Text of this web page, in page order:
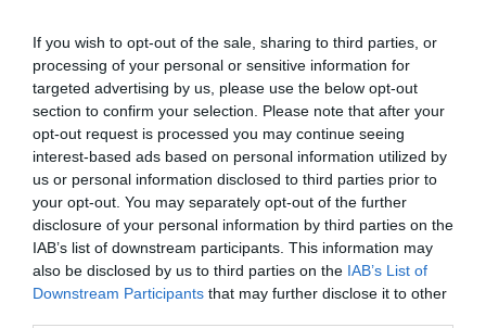
If you wish to opt-out of the sale, sharing to third parties, or
processing of your personal or sensitive information for
targeted advertising by us, please use the below opt-out
section to confirm your selection. Please note that after your
opt-out request is processed you may continue seeing
interest-based ads based on personal information utilized by
us or personal information disclosed to third parties prior to
your opt-out. You may separately opt-out of the further
disclosure of your personal information by third parties on the
IAB’s list of downstream participants. This information may
also be disclosed by us to third parties on the IAB’s List of
Downstream Participants that may further disclose it to other